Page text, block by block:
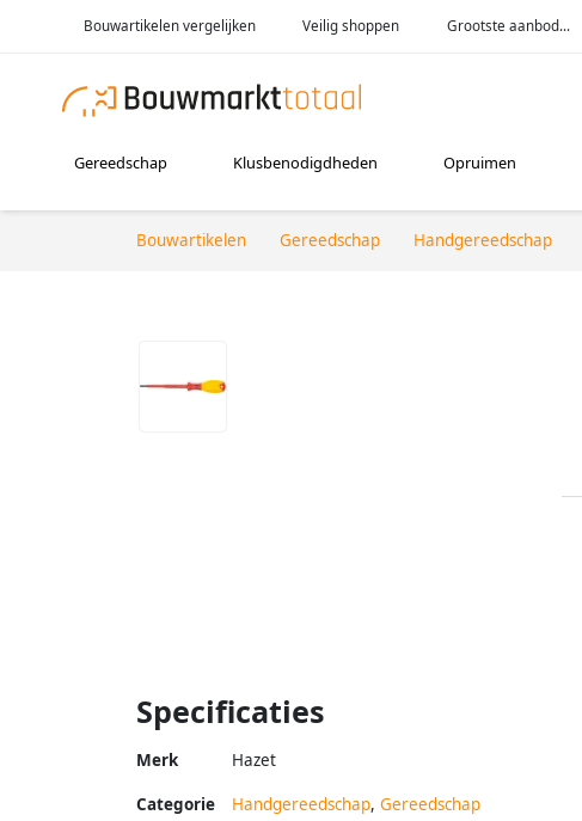
Bouwartikelen vergelijken Veilig shoppen Grootste aanbod...
Gereedschap Klusbenodigdheden Opruimen
Bouwartikelen Gereedschap Handgereedschap
Specificaties
Merk Hazet
Categorie Handgereedschap, Gereedschap